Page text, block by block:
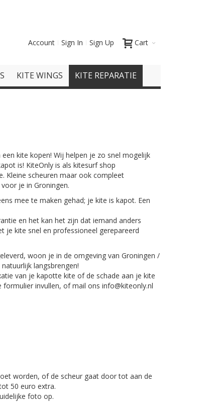
Cart
Account Sign In Sign Up
KITE WINGS KITE REPARATIE
kite kopen! Wij helpen je zo snel mogelijk
is! KiteOnly is als kitesurf shop
Kleine scheuren maar ook compleet
je in Groningen.
mee te maken gehad; je kite is kapot. Een
en het kan het zijn dat iemand anders
je kite snel en professioneel gerepareerd
woon je in de omgeving van Groningen /
langsbrengen!
van je kapotte kite of de schade aan je kite
invullen, of mail ons info@kiteonly.nl
worden, of de scheur gaat door tot aan de
50 euro extra.
foto op.